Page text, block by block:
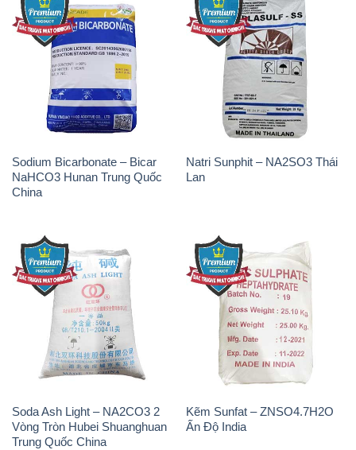
Sodium Bicarbonate – Bicar
NaHCO3 Hunan Trung Quốc
China
Natri Sunphit – NA2SO3 Thái
Lan
Soda Ash Light – NA2CO3 2
Vòng Tròn Hubei Shuanghuan
Trung Quốc China
Kẽm Sunfat – ZNSO4.7H2O
Ấn Độ India